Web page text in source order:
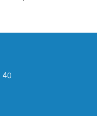
40